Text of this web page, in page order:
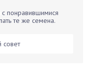
понравившимися
те же семена.
совет